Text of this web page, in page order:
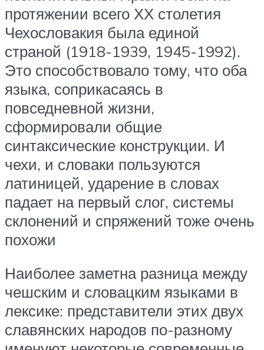
протяжении всего ХХ столетия
Чехословакия была единой
страной (1918-1939, 1945-1992).
Это способствовало тому, что оба
языка, соприкасаясь в
повседневной жизни,
сформировали общие
синтаксические конструкции. И
чехи, и словаки пользуются
латиницей, ударение в словах
падает на первый слог, системы
склонений и спряжений тоже очень
похожи
Наиболее заметна разница между
чешским и словацким языками в
лексике: представители этих двух
славянских народов по-разному